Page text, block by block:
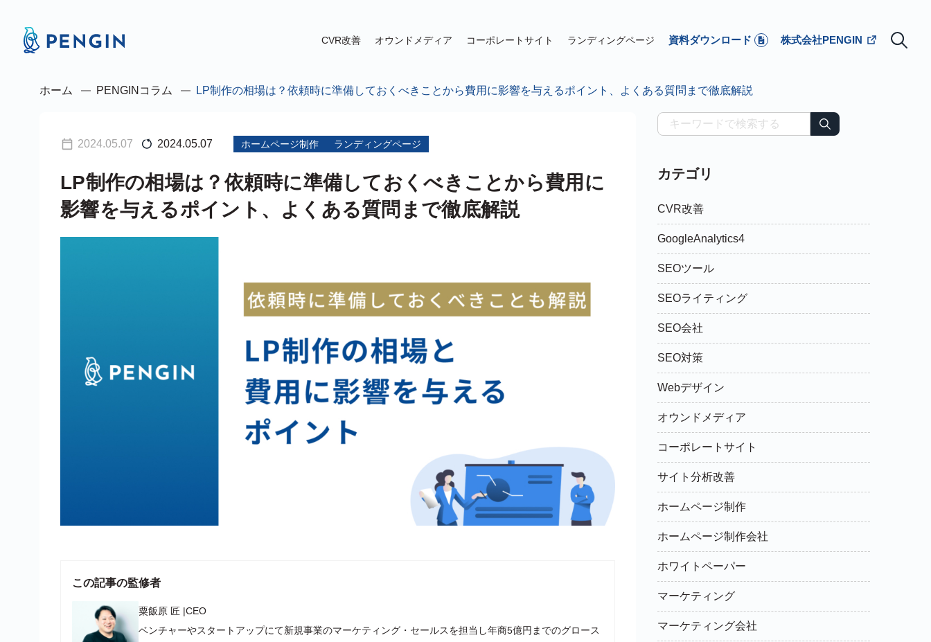
CVR改善 オウンドメディア コーポレートサイト ランディングページ 資料ダウンロード 株式会社PENGIN
ホーム PENGINコラム LP制作の相場は？依頼時に準備しておくべきことから費用に影響を与えるポイント、よくある質問まで徹底解説
2024.05.07 2024.05.07 ホームページ制作 ランディングページ
LP制作の相場は？依頼時に準備しておくべきことから費用に
影響を与えるポイント、よくある質問まで徹底解説
この記事の監修者
粟飯原 匠 |CEO
ベンチャーやスタートアップにて新規事業のマーケティング・セールスを担当し年商5億円までのグロース
カテゴリ
CVR改善
GoogleAnalytics4
SEOツール
SEOライティング
SEO会社
SEO対策
Webデザイン
オウンドメディア
コーポレートサイト
サイト分析改善
ホームページ制作
ホームページ制作会社
ホワイトペーパー
マーケティング
マーケティング会社